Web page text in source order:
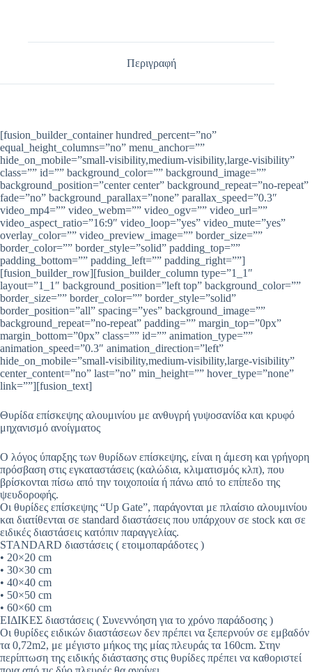
Περιγραφή
[fusion_builder_container hundred_percent=”no”
equal_height_columns=”no” menu_anchor=””
hide_on_mobile=”small-visibility,medium-visibility,large-visibility”
class=”” id=”” background_color=”” background_image=””
background_position=”center center” background_repeat=”no-repeat”
fade=”no” background_parallax=”none” parallax_speed=”0.3″
video_mp4=”” video_webm=”” video_ogv=”” video_url=””
video_aspect_ratio=”16:9″ video_loop=”yes” video_mute=”yes”
overlay_color=”” video_preview_image=”” border_size=””
border_color=”” border_style=”solid” padding_top=””
padding_bottom=”” padding_left=”” padding_right=””]
[fusion_builder_row][fusion_builder_column type=”1_1″
layout=”1_1″ background_position=”left top” background_color=””
border_size=”” border_color=”” border_style=”solid”
border_position=”all” spacing=”yes” background_image=””
background_repeat=”no-repeat” padding=”” margin_top=”0px”
margin_bottom=”0px” class=”” id=”” animation_type=””
animation_speed=”0.3″ animation_direction=”left”
hide_on_mobile=”small-visibility,medium-visibility,large-visibility”
center_content=”no” last=”no” min_height=”” hover_type=”none”
link=””][fusion_text]
Θυρίδα επίσκεψης αλουμινίου με ανθυγρή γυψοσανίδα και κρυφό
μηχανισμό ανοίγματος
Ο λόγος ύπαρξης των θυρίδων επίσκεψης, είναι η άμεση και γρήγορη
πρόσβαση στις εγκαταστάσεις (καλώδια, κλιματισμός κλπ), που
βρίσκονται πίσω από την τοιχοποιία ή πάνω από το επίπεδο της
ψευδοροφής.
Οι θυρίδες επίσκεψης “Up Gate”, παράγονται με πλαίσιο αλουμινίου
και διατίθενται σε standard διαστάσεις που υπάρχουν σε stock και σε
ειδικές διαστάσεις κατόπιν παραγγελίας.
STANDARD διαστάσεις ( ετοιμοπαράδοτες )
• 20×20 cm
• 30×30 cm
• 40×40 cm
• 50×50 cm
• 60×60 cm
ΕΙΔΙΚΕΣ διαστάσεις ( Συνεννόηση για το χρόνο παράδοσης )
Οι θυρίδες ειδικών διαστάσεων δεν πρέπει να ξεπερνούν σε εμβαδόν
τα 0,72m2, με μέγιστο μήκος της μίας πλευράς τα 160cm. Στην
περίπτωση της ειδικής διάστασης στις θυρίδες πρέπει να καθοριστεί